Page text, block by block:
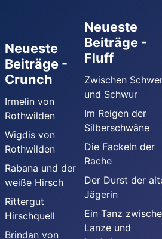
Neueste
Beiträge -
Crunch
Irmelin von
Rothwilden
Wigdis von
Rothwilden
Rabana und der
weiße Hirsch
Rittergut
Hirschquell
Brindan von
Neueste
Beiträge -
Fluff
Zwischen
und Schwur
Im Reigen der
Silberschwäne
Die Fackeln der
Rache
Der Durst der
Jägerin
Ein Tanz
Lanze und